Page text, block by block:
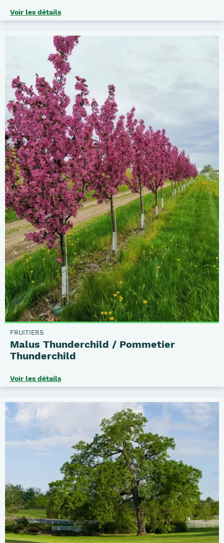
Voir les détails
FRUITIERS
Malus Thunderchild / Pommetier
Thunderchild
Voir les détails